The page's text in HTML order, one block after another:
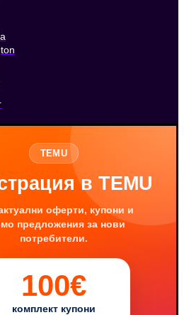
TEMU
в TEMU
оферти, купони и
предложения за нови
потребители.
100€
комплект купони